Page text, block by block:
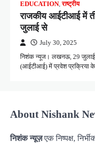
EDUCATION,राष्ट्रीय
राजकीय आईटीआई में
जुलाई से
July 30, 2025
निशंक न्यूज। लखनऊ, 29 जुलाई।
(आईटीआई) में प्रवेश प्रक्रिया
About Nishank
निशंक न्यूज़एक निष्पक्ष,